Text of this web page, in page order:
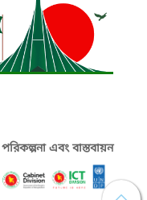
পরিকল্পনা এবং বাস্তবায়ন